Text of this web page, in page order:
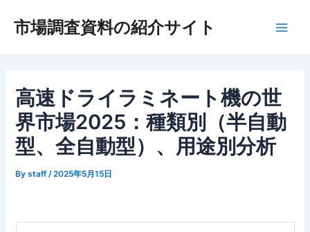
市場調査資料の紹介サイト
高速ドライラミネート機の世
界市場2025：種類別（半自動
型、全自動型）、用途別分析
Bystaff /2025年5月15日